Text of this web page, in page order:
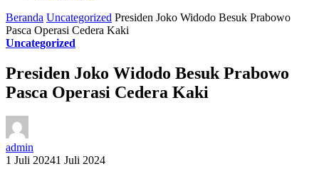
Beranda Uncategorized Presiden Joko Widodo Besuk Prabowo
Pasca Operasi Cedera Kaki
Uncategorized
Presiden Joko Widodo Besuk Prabowo
Pasca Operasi Cedera Kaki
admin
1 Juli 20241 Juli 2024